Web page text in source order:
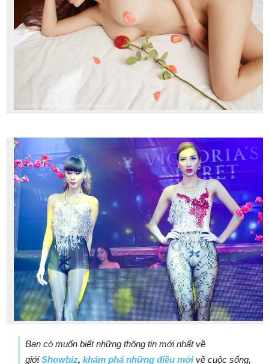
Bạn có muốn biết những thông tin mới nhất về
giới Showbiz, khám phá những điều mớivề cuộc sống,